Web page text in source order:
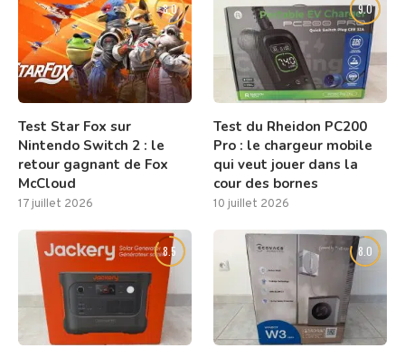
8.0
Test Star Fox sur
Nintendo Switch 2 : le
retour gagnant de Fox
McCloud
17 juillet 2026
9.0
Test du Rheidon PC200
Pro : le chargeur mobile
qui veut jouer dans la
cour des bornes
10 juillet 2026
8.5 8.0